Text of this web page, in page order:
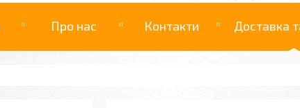
Про нас Контакти Доставка